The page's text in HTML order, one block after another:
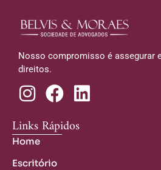
Nosso compromisso é assegurar
direitos.
Links Rápidos
Home
Escritório